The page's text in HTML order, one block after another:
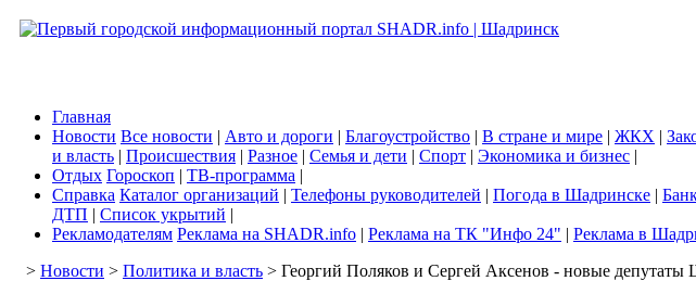
Главная
Новости Все новости | Авто и дороги | Благоустройство | В стране и мире | ЖКХ |
и власть | Происшествия | Разное | Семья и дети | Спорт | Экономика и бизнес |
Отдых Гороскоп | ТВ-программа |
Справка Каталог организаций | Телефоны руководителей | Погода в Шадринске |
ДТП | Список укрытий |
Рекламодателям Реклама на SHADR.info | Реклама на ТК "Инфо 24" | Реклама в
> Новости > Политика и власть > Георгий Поляков и Сергей Аксенов - новые